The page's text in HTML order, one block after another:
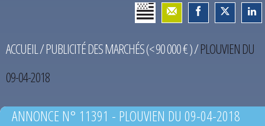
ACCUEIL/PUBLICITÉ DES MARCHÉS (< 90 000 € )/PLOUVIEN DU
09-04-2018
ANNONCE N° 11391 - PLOUVIEN DU 09-04-2018